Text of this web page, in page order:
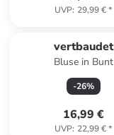
UVP: 29,99 €*
vertbaudet
Bluse in Bunt
-26%
16,99 €
UVP: 22,99 €*